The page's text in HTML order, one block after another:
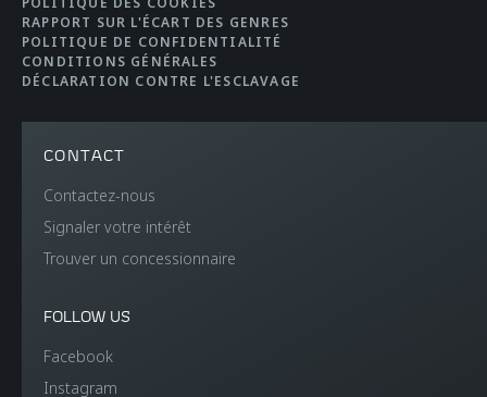
RAPPORT SUR L'ÉCART DES GENRES
POLITIQUE DE CONFIDENTIALITÉ
CONDITIONS GÉNÉRALES
DÉCLARATION CONTRE L'ESCLAVAGE
CONTACT
Contactez-nous
Signaler votre intérêt
Trouver un concessionnaire
FOLLOW US
Facebook
Instagram